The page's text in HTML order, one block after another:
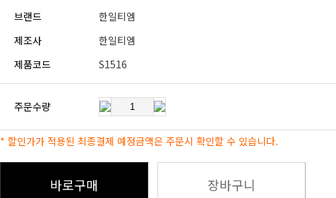
브랜드
한일티엠
제조사
한일티엠
제품코드
S1516
주문수량
* 할인가가 적용된 최종결제 예정금액은 주문시 확인할 수 있습니다.
바로구매 장바구니